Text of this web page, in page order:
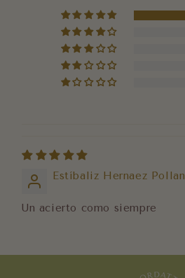
Estíbaliz Hernaez Pollan
Un acierto como siempre